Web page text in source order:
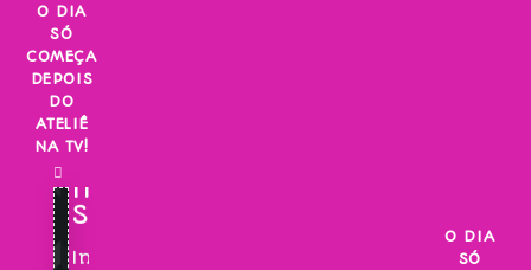
Skip
content
O DIA
SÓ
COMEÇA
DEPOIS
DO
ATELIÊ
NA TV!
INSCREVA-
SE!
Inscreva-
O DIA
SÓ